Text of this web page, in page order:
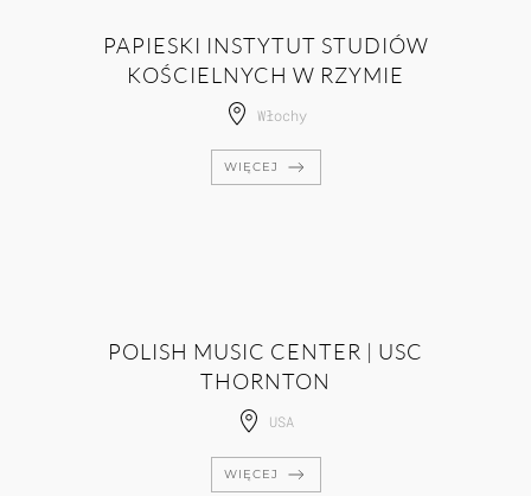
PAPIESKI INSTYTUT STUDIÓW
KOŚCIELNYCH W RZYMIE
Włochy
WIĘCEJ
POLISH MUSIC CENTER | USC
THORNTON
USA
WIĘCEJ